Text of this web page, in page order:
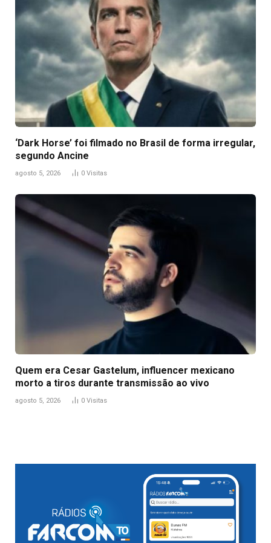
‘Dark Horse’ foi filmado no Brasil de forma irregular,
segundo Ancine
agosto 5, 2026 0 Visitas
Quem era Cesar Gastelum, influencer mexicano
morto a tiros durante transmissão ao vivo
agosto 5, 2026 0 Visitas